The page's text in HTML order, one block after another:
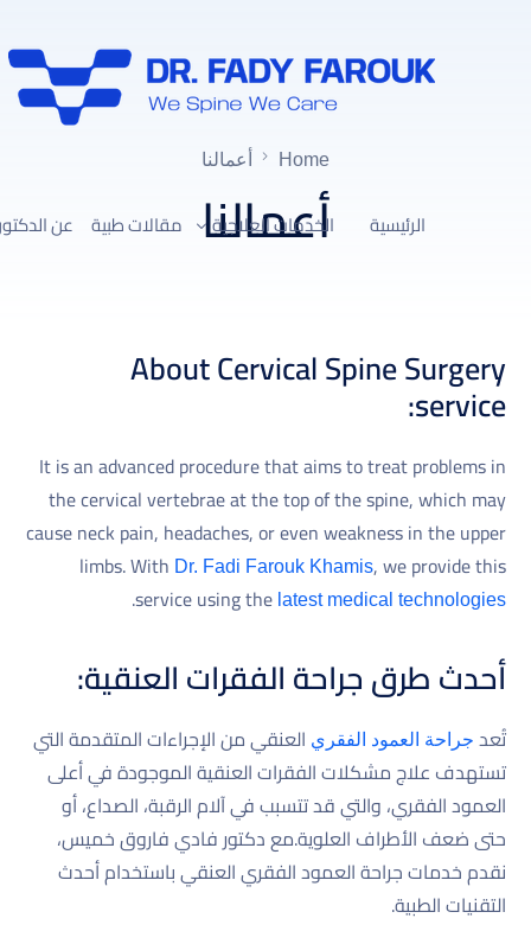
الرئيسية الخدمات العلاجية
علاج ضغط القناة العصبية العنقية
تصحيح الجنف واعوجاج العمود الفقري
مقالات طبية عن
Home أعمالنا
أعمالنا
About Cervical Spine Surgery
service:
It is an advanced procedure that aims to treat problems in
the cervical vertebrae at the top of the spine, which may
cause neck pain, headaches, or even weakness in the upper
limbs. With Dr. Fadi Farouk Khamis, we provide this
service using the latest medical technologies
.
أحدث طرقجراحة الفقرات العنقية:
تُعد جراحة العمود الفقري العنقي من الإجراءات المتقدمة التي
تستهدف علاج مشكلات الفقرات العنقية الموجودة في أعلى
العمود الفقري، والتي قد تتسبب في آلام الرقبة، الصداع، أو
حتى ضعف الأطراف العلوية.مع دكتور فادي فاروق خميس،
نقدم خدمات جراحة العمود الفقري العنقي باستخدام أحدث
التقنيات الطبية.